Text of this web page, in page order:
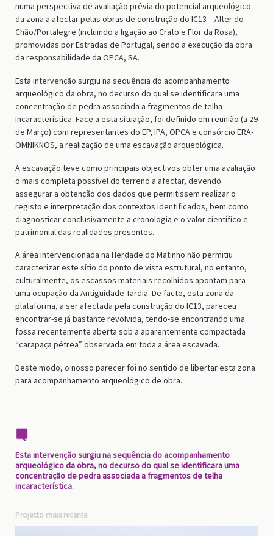
numa perspectiva de avaliação prévia do potencial arqueológico
da zona a afectar pelas obras de construção do IC13 – Alter do
Chão/Portalegre (incluindo a ligação ao Crato e Flor da Rosa),
promovidas por Estradas de Portugal, sendo a execução da obra
da responsabilidade da OPCA, SA.
Esta intervenção surgiu na sequência do acompanhamento
arqueológico da obra, no decurso do qual se identificara uma
concentração de pedra associada a fragmentos de telha
incaracterística. Face a esta situação, foi definido em reunião (a 29
de Março) com representantes do EP, IPA, OPCA e consórcio ERA-
OMNIKNOS, a realização de uma escavação arqueológica.
A escavação teve como principais objectivos obter uma avaliação
o mais completa possível do terreno a afectar, devendo
assegurar a obtenção dos dados que permitissem realizar o
registo e interpretação dos contextos identificados, bem como
diagnosticar conclusivamente a cronologia e o valor científico e
patrimonial das realidades presentes.
A área intervencionada na Herdade do Matinho não permitiu
caracterizar este sítio do ponto de vista estrutural, no entanto,
culturalmente, os escassos materiais recolhidos apontam para
uma ocupação da Antiguidade Tardia. De facto, esta zona da
plataforma, a ser afectada pela construção do IC13, pareceu
encontrar-se já bastante revolvida, tendo-se encontrando uma
fossa recentemente aberta sob a aparentemente compactada
“carapaça pétrea” observada em toda a área escavada.
Deste modo, o nosso parecer foi no sentido de libertar esta zona
para acompanhamento arqueológico de obra.
Esta intervenção surgiu na sequência do acompanhamento
arqueológico da obra, no decurso do qual se identificara uma
concentração de pedra associada a fragmentos de telha
incaracterística.
Projecto mais recente